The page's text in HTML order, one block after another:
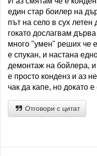
един стар боилер на
път на село в сух
гокато дослагвам
много "умен" реших че
е спукан, и настана
демонтаж на бойлера,
е просто конденз и аз
чак да капе, но докато
Отговори с цитат